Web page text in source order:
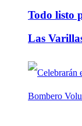
Todo listo
Las